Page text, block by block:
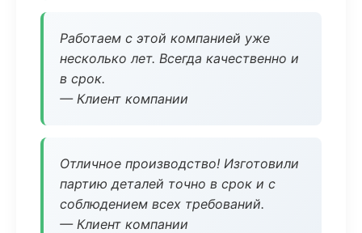
Работаем с этой компанией уже
несколько лет. Всегда качественно и
в срок.
— Клиент компании
Отличное производство! Изготовили
партию деталей точно в срок и с
соблюдением всех требований.
— Клиент компании